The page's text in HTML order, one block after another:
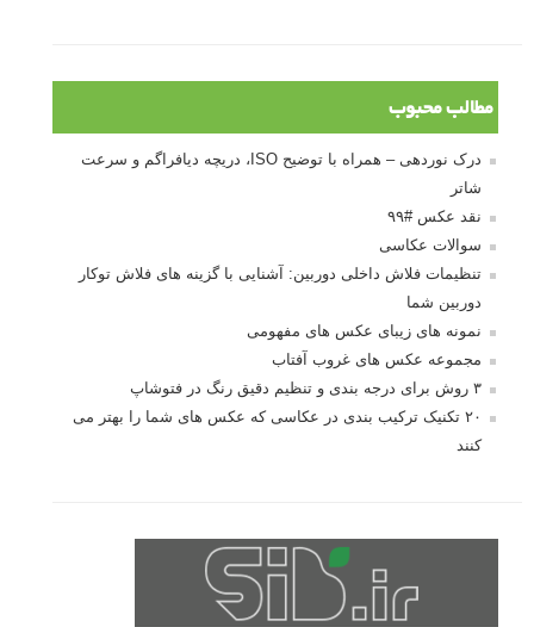
مطالب محبوب
درک نوردهی – همراه با توضیح ISO، دریچه دیافراگم و سرعت
شاتر
نقد عکس #۹۹
سوالات عکاسی
تنظیمات فلاش داخلی دوربین: آشنایی با گزینه های فلاش توکار
دوربین شما
نمونه های زیبای عکس های مفهومی
مجموعه عکس های غروب آفتاب
۳ روش برای درجه بندی و تنظیم دقیق رنگ در فتوشاپ
۲۰ تکنیک ترکیب بندی در عکاسی که عکس های شما را بهتر می
کنند